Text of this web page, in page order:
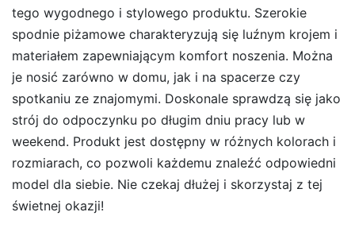
tego wygodnego i stylowego produktu. Szerokie
spodnie piżamowe charakteryzują się luźnym krojem i
materiałem zapewniającym komfort noszenia. Można
je nosić zarówno w domu, jak i na spacerze czy
spotkaniu ze znajomymi. Doskonale sprawdzą się jako
strój do odpoczynku po długim dniu pracy lub w
weekend. Produkt jest dostępny w różnych kolorach i
rozmiarach, co pozwoli każdemu znaleźć odpowiedni
model dla siebie. Nie czekaj dłużej i skorzystaj z tej
świetnej okazji!